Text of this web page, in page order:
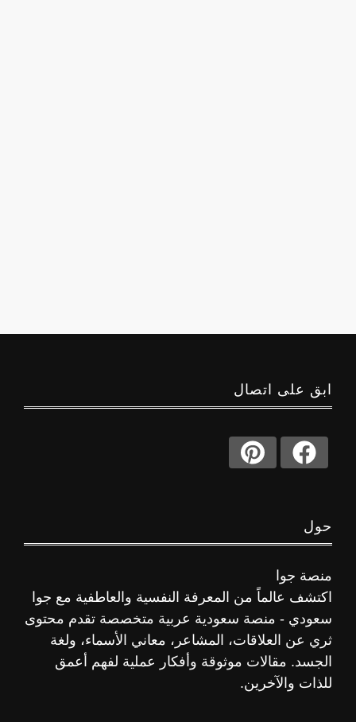
ابق على اتصال
حول
منصة جوا
اكتشف عالماً من المعرفة النفسية والعاطفية مع جوا
سعودي - منصة سعودية عربية متخصصة تقدم محتوى
ثري عن العلاقات، المشاعر، معاني الأسماء، ولغة
الجسد. مقالات موثوقة وأفكار عملية لفهم أعمق
للذات والآخرين.